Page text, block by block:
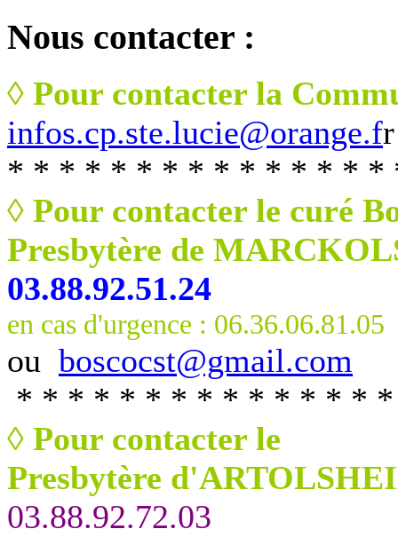
Nous contacter :
◊ Pour contacter la
infos.cp.ste.lucie@orange.fr
* * * * * * * * * * * * * * *
◊ Pour contacter le curé
Presbytère de
03.88.92.51.24
en cas d'urgence : 06.36.06.81.05
ou boscocst@gmail.com
* * * * * * * * * * * * * *
◊ Pour contacter le
Presbytère
03.88.92.72.03